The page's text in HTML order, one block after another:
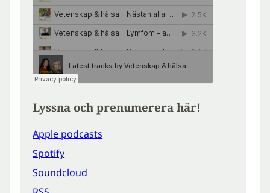
Lyssna och prenumerera här!
Apple podcasts
Spotify
Soundcloud